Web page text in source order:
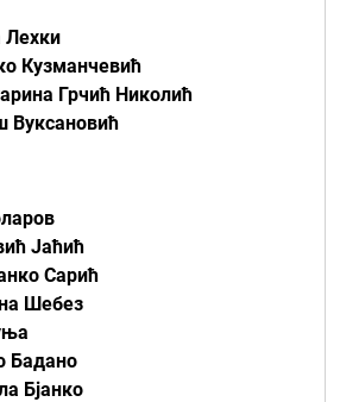
Лехки
Кузманчевић
Грчић Николић
Вуксановић
Јаћић
Сарић
Шебез
Бадано
Бjанко